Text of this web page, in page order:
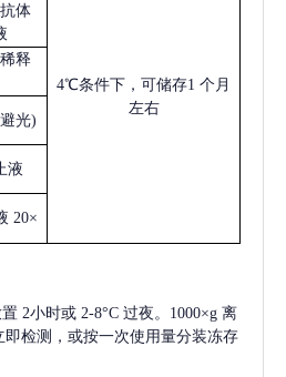
4℃条件下，可储存1 个月
左右
体
释
光)
液
20×
2小时或 2-8°C 过夜。1000×g 离
即检测，或按一次使用量分装冻存